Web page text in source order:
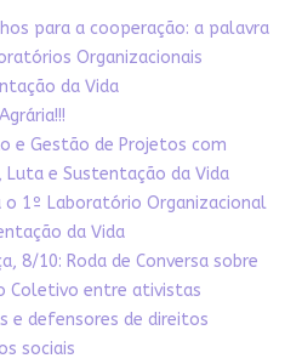
para a cooperação: a palavra
Organizacionais
da Vida
e Gestão de Projetos com
Luta e Sustentação da Vida
o 1º Laboratório Organizacional
da Vida
8/10: Roda de Conversa sobre
Coletivo entre ativistas
e defensores de direitos
sociais